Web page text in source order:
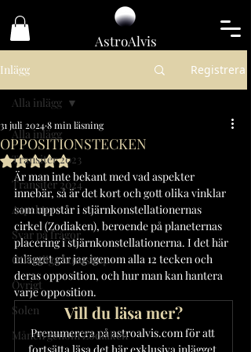
AstroAlvis
Inlägg Registrera
Alla inlägg
Transiter 2023
Transiter 2024
Aspekter
Svar på frågor
Offentliga horoskop
Övrigt
Solen
Månen genom Zodiaken
Alla inlägg
OPPOSITIONSTECKEN
31 juli 20248 min läsning
Betygsatt till NaN av 5 stjärnor.
Är man inte bekant med vad aspekter
innebär, så är det kort och gott olika vinklar
som uppstår i stjärnkonstellationernas
cirkel (Zodiaken), beroende på planeternas
placering i stjärnkonstellationerna. I det här
inlägget går jag igenom alla 12 tecken och
deras opposition, och hur man kan hantera
varje opposition.
Vill du läsa mer?
Prenumerera på astroalvis.com för att